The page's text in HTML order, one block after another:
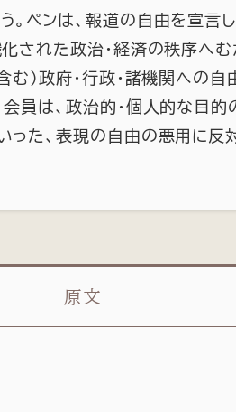
。ペンは、報道の自由を宣言
された政治・経済の秩序へ
む）政府・行政・諸機関への
員は、政治的・個人的な目的
た、表現の自由の悪用に反
原文